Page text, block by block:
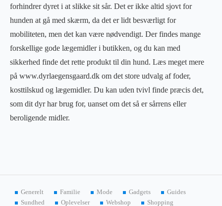
forhindrer dyret i at slikke sit sår. Det er ikke altid sjovt for
hunden at gå med skærm, da det er lidt besværligt for
mobiliteten, men det kan være nødvendigt. Der findes mange
forskellige gode lægemidler i butikken, og du kan med
sikkerhed finde det rette produkt til din hund. Læs meget mere
på www.dyrlaegensgaard.dk om det store udvalg af foder,
kosttilskud og lægemidler. Du kan uden tvivl finde præcis det,
som dit dyr har brug for, uanset om det så er sårrens eller
beroligende midler.
Generelt Familie Mode Gadgets
Guides
Sundhed
Oplevelser Webshop Shopping